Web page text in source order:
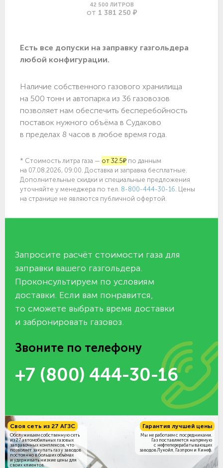
42 500 ЛИТРОВ
ОТ 1 381 250 ₽
Есть все допуски нa заправку газгольдера
любой конфигурации.
Наличие собственного газового хранилища
на 500 тонн и автопарка из 36 газовозов
позволяет нам обеспечить бесперебойность
поставок нужного объёма в Судаково
в пределах 8 часов в любое время года.
* Стоимость литра газа — от 32.5₽ по данным
на 07.08.2026, 09:00. Доставка и заправка бесплатные.
Дополнительные скидки и специальные предложения
уточняйте у менеджера по тел. 8-800-444-30-16 . Цены
на странице не являются публичной офертой.
Запросите расчёт стоимости газа для
заправки вашего газгольдера.
Проконсультируем по условиям
доставки. Если вам понравится,
то сможете выбрать время доставки
и забронировать газовоз.
Звоните по телефону
+7 (800) 444-30-16
Своя сеть из 27 АГЗС
Обслуживаем собственную сеть
из 27 автомобильных газовых
заправочных комплексов, что
позволяет закупать газ у заводов
постоянно в больших объёмах
и удерживать низкие цены для
своих клиентов.
Гарантия лучшей цены
Мы не работаем с посредниками.
Газ поставляется напрямую
с нефтеперерабатывающих
заводов Лукойл, Газпром и Кинеф.